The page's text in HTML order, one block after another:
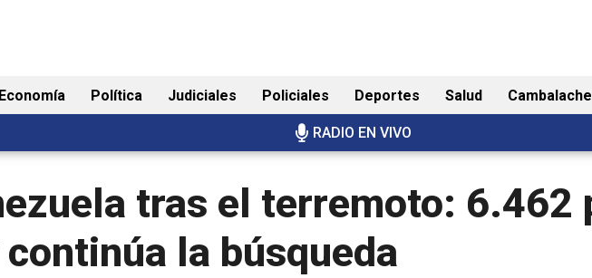
Economía Política Judiciales Policiales Deportes Salud Cambalache
RADIO EN VIVO
tras el terremoto: 6.462
la búsqueda